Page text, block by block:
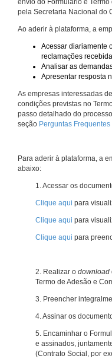
envio do Formulário e
pela Secretaria Nacional do
Ao aderir à plataforma, a
Acessar diariamente
reclamações
Analisar as
Apresentar resposta
As empresas interessadas
condições previstas no
passo detalhado do
seção Perguntas Frequentes
Para aderir à plataforma, a
abaixo:
1. Acessar os
Clique aqui para
Clique aqui para
Clique aqui para
2. Realizar o download
Termo de Adesão e
3. Preencher
4. Assinar os
5. Encaminhar o
e assinados,
(Contrato Social, por